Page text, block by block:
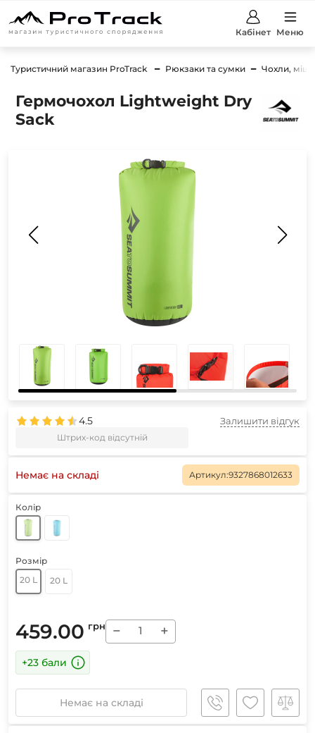
Кабінет Меню
Туристичний магазин ProTrack Рюкзаки та сумки Чохли,
Гермочохол Lightweight Dry
Sack
4.5
Штрих-код відсутній
Залишити відгук
Немає на складі Артикул:9327868012633
Колір
Розмір
20 L
20 L
459.00 грн − +
+23 бали
Немає на складі